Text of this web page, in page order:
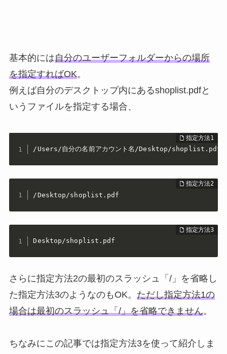
基本的には自分のユーザーフォルダーからの場所
を指定すればOK。
例えば自分のデスクトップ内にあるshoplist.pdfと
いうファイルを指定する場合、
/Users/自分の名前アカウント名/Desktop/shoplist.pdf
/Desktop/shoplist.pdf
Desktop/shoplist.pdf
さらに指定方法2の最初のスラッシュ「/」を省略し
た指定方法3のようなのもOK。 ただし指定方法1の
場合は最初のスラッシュ「/」を省略できません。
ちなみにこの記事では指定方法3を使って紹介しま